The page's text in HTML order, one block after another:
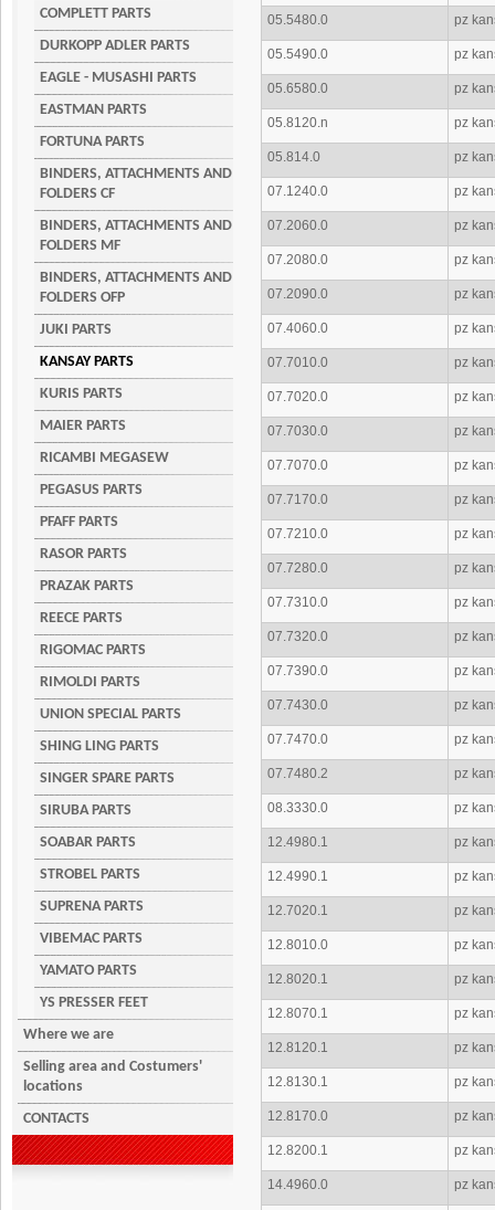
COMPLETT PARTS
DURKOPP ADLER PARTS
EAGLE - MUSASHI PARTS
EASTMAN PARTS
FORTUNA PARTS
BINDERS, ATTACHMENTS AND
FOLDERS CF
BINDERS, ATTACHMENTS AND
FOLDERS MF
BINDERS, ATTACHMENTS AND
FOLDERS OFP
JUKI PARTS
KANSAY PARTS
KURIS PARTS
MAIER PARTS
RICAMBI MEGASEW
PEGASUS PARTS
PFAFF PARTS
RASOR PARTS
PRAZAK PARTS
REECE PARTS
RIGOMAC PARTS
RIMOLDI PARTS
UNION SPECIAL PARTS
SHING LING PARTS
SINGER SPARE PARTS
SIRUBA PARTS
SOABAR PARTS
STROBEL PARTS
SUPRENA PARTS
VIBEMAC PARTS
YAMATO PARTS
YS PRESSER FEET
Where we are
Selling area and Costumers'
locations
CONTACTS
05.5480.0 pz
05.5490.0 pz
05.6580.0 pz
05.8120.n pz
05.814.0 pz
07.1240.0 pz
07.2060.0 pz
07.2080.0 pz
07.2090.0 pz
07.4060.0 pz
07.7010.0 pz
07.7020.0 pz
07.7030.0 pz
07.7070.0 pz
07.7170.0 pz
07.7210.0 pz
07.7280.0 pz
07.7310.0 pz
07.7320.0 pz
07.7390.0 pz
07.7430.0 pz
07.7470.0 pz
07.7480.2 pz
08.3330.0 pz
12.4980.1 pz
12.4990.1 pz
12.7020.1 pz
12.8010.0 pz
12.8020.1 pz
12.8070.1 pz
12.8120.1 pz
12.8130.1 pz
12.8170.0 pz
12.8200.1 pz
14.4960.0 pz